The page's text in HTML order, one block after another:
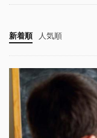
新着順 人気順